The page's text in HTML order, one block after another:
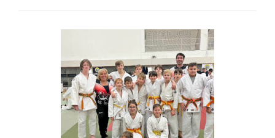
pohár
2023